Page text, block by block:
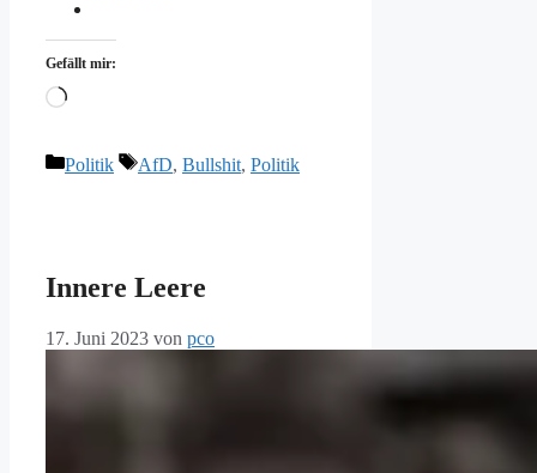
Gefällt mir:
Wird
Kategorien
Politik Schlagwörter
AfD, Bullshit, Politik
Innere Leere
17. Juni 2023 von pco